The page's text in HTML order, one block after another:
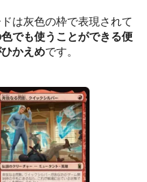
は灰色の枠で表現されて
色でも使うことができる便
かえめです。